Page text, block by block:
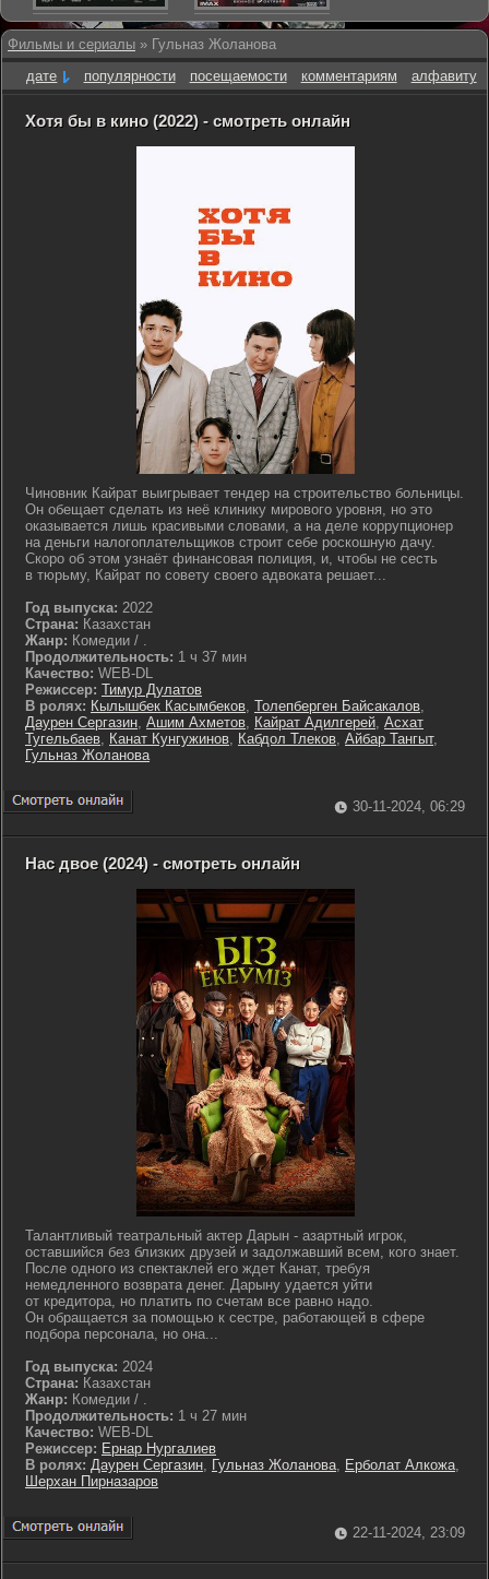
Фильмы и сериалы » Гульназ Жоланова
дате
популярности посещаемости комментариям алфавиту
Хотя бы в кино (2022) - смотреть онлайн
Чиновник Кайрат выигрывает тендер на строительство больницы.
Он обещает сделать из неё клинику мирового уровня, но это
оказывается лишь красивыми словами, а на деле коррупционер
на деньги налогоплательщиков строит себе роскошную дачу.
Скоро об этом узнаёт финансовая полиция, и, чтобы не сесть
в тюрьму, Кайрат по совету своего адвоката решает...
Год выпуска: 2022
Страна: Казахстан
Жанр: Комедии / .
Продолжительность: 1 ч 37 мин
Качество: WEB-DL
Режиссер: Тимур Дулатов
В ролях: Кылышбек Касымбеков, Толепберген Байсакалов,
Даурен Сергазин, Ашим Ахметов, Кайрат Адилгерей, Асхат
Тугельбаев, Канат Кунгужинов, Кабдол Тлеков, Айбар Тангыт,
Гульназ Жоланова
30-11-2024, 06:29
Нас двое (2024) - смотреть онлайн
Талантливый театральный актер Дарын - азартный игрок,
оставшийся без близких друзей и задолжавший всем, кого знает.
После одного из спектаклей его ждет Канат, требуя
немедленного возврата денег. Дарыну удается уйти
от кредитора, но платить по счетам все равно надо.
Он обращается за помощью к сестре, работающей в сфере
подбора персонала, но она...
Год выпуска: 2024
Страна: Казахстан
Жанр: Комедии / .
Продолжительность: 1 ч 27 мин
Качество: WEB-DL
Режиссер: Ернар Нургалиев
В ролях: Даурен Сергазин, Гульназ Жоланова, Ерболат Алкожа,
Шерхан Пирназаров
22-11-2024, 23:09